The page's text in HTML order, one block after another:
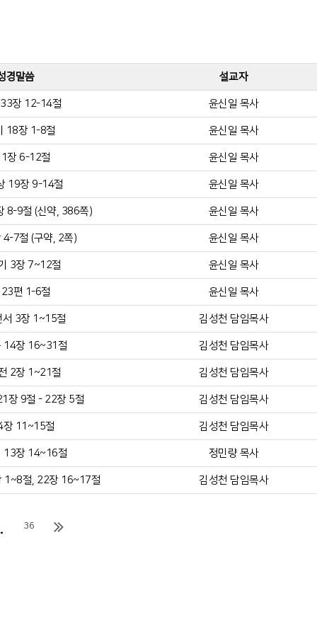
경말씀 설교자
장 12-14절 윤신일 목사
18장 1-8절 윤신일 목사
장 6-12절 윤신일 목사
19장 9-14절 윤신일 목사
8-9절 (신약, 386쪽) 윤신일 목사
4-7절 (구약, 2쪽) 윤신일 목사
3장 7~12절 윤신일 목사
편 1-6절 윤신일 목사
서 3장 1~15절 김성천 담임목사
14장 16~31절 김성천 담임목사
2장 1~21절 김성천 담임목사
장 9절 - 22장 5절 김성천 담임목사
장 11~15절 김성천 담임목사
13장 14~16절 정민량 목사
1~8절, 22장 16~17절 김성천 담임목사
36